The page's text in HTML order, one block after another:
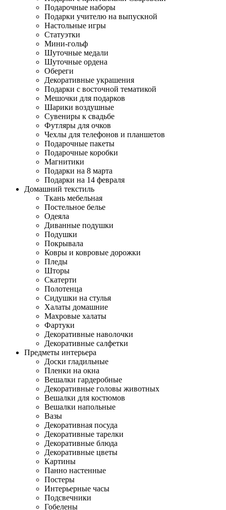
Подарочные наборы
Подарки учителю на выпускной
Настольные игры
Статуэтки
Мини-гольф
Шуточные медали
Шуточные ордена
Обереги
Декоративные украшения
Подарки с восточной тематикой
Мешочки для подарков
Шарики воздушные
Сувениры к свадьбе
Футляры для очков
Чехлы для телефонов и планшетов
Подарочные пакеты
Подарочные коробки
Магнитики
Подарки на 8 марта
Подарки на 14 февраля
Домашний текстиль
Ткань мебельная
Постельное белье
Одеяла
Диванные подушки
Подушки
Покрывала
Ковры и ковровые дорожки
Пледы
Шторы
Скатерти
Полотенца
Сидушки на стулья
Халаты домашние
Махровые халаты
Фартуки
Декоративные наволочки
Декоративные салфетки
Предметы интерьера
Доски гладильные
Пленки на окна
Вешалки гардеробные
Декоративные головы животных
Вешалки для костюмов
Вешалки напольные
Вазы
Декоративная посуда
Декоративные тарелки
Декоративные блюда
Декоративные цветы
Картины
Панно настенные
Постеры
Интерьерные часы
Подсвечники
Гобелены